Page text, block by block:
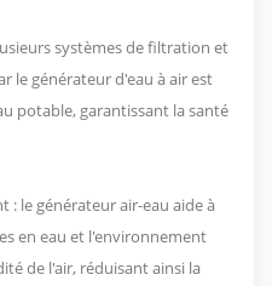
systèmes de filtration et
le générateur d'eau à air est
potable, garantissant la santé
: le générateur air-eau aide à
en eau et l'environnement
de l'air, réduisant ainsi la